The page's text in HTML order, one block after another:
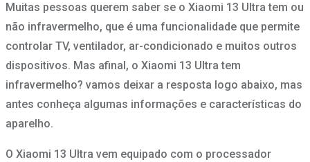
Muitas pessoas querem saber se o Xiaomi 13 Ultra tem ou
não infravermelho, que é uma funcionalidade que permite
controlar TV, ventilador, ar-condicionado e muitos outros
dispositivos. Mas afinal, o Xiaomi 13 Ultra tem
infravermelho? vamos deixar a resposta logo abaixo, mas
antes conheça algumas informações e características do
aparelho.
O Xiaomi 13 Ultra vem equipado com o processador